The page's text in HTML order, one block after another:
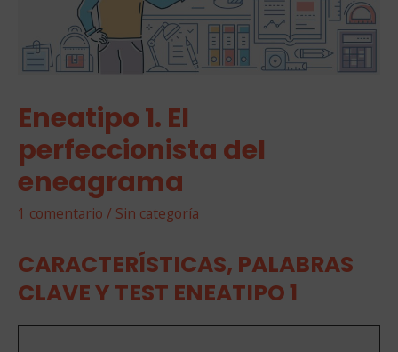
Eneatipo 1. El
perfeccionista del
eneagrama
1 comentario / Sin categoría
CARACTERÍSTICAS, PALABRAS
CLAVE Y TEST ENEATIPO 1